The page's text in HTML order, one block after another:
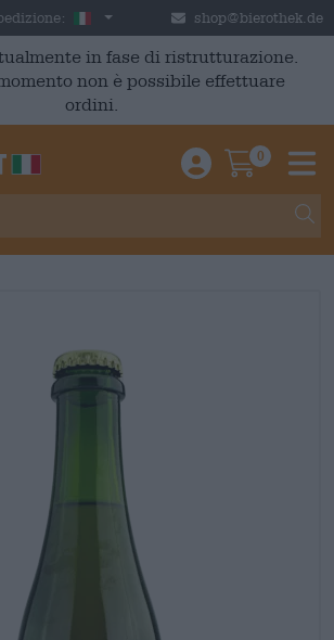
Italia shop@bierothek.de
in fase di ristrutturazione.
non è possibile effettuare
ordini.
Einloggen /
0